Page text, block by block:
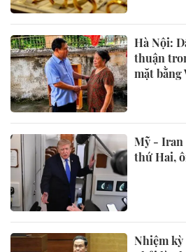
Hà Nội:
thuận
mặt bằng
Mỹ - Iran
thứ Hai,
Nhiệm